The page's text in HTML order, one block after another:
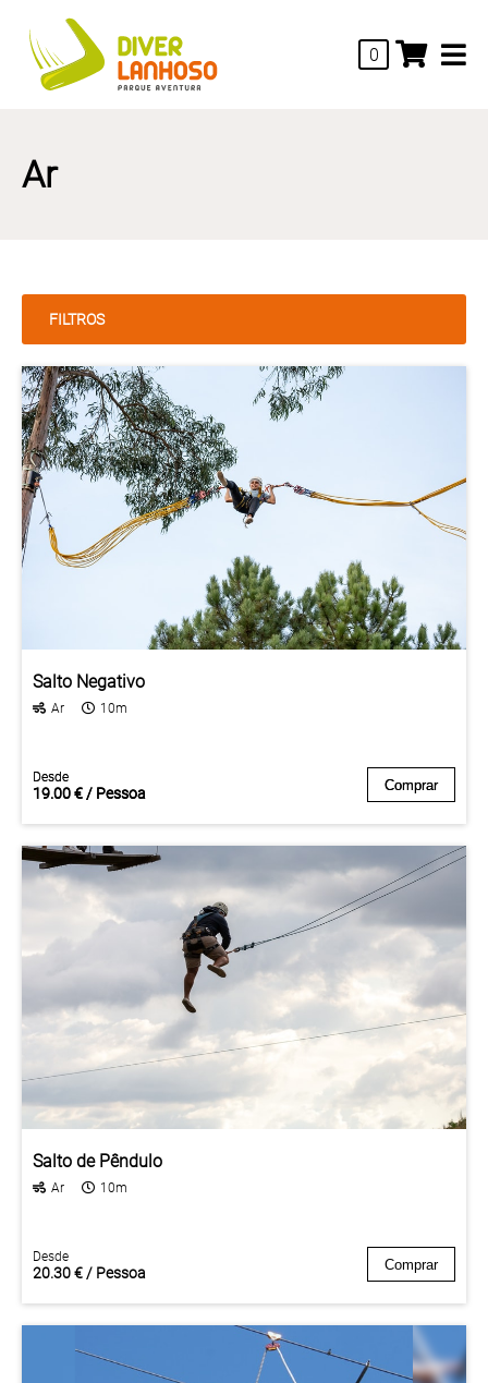
0
Ar
FILTROS
Salto Negativo
Ar 10m
Desde
19.00 € / Pessoa Comprar
Desde
19.00 € / Pessoa Comprar
Salto de Pêndulo
Ar 10m
Desde
20.30 € / Pessoa Comprar